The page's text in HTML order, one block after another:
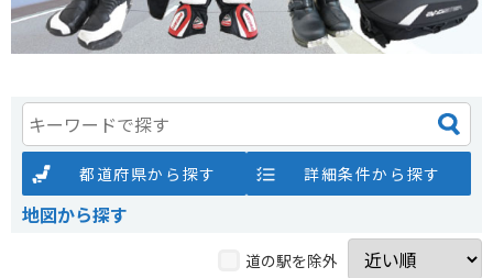
都道府県から探す 詳細条件から探す
地図から探す
道の駅を除外